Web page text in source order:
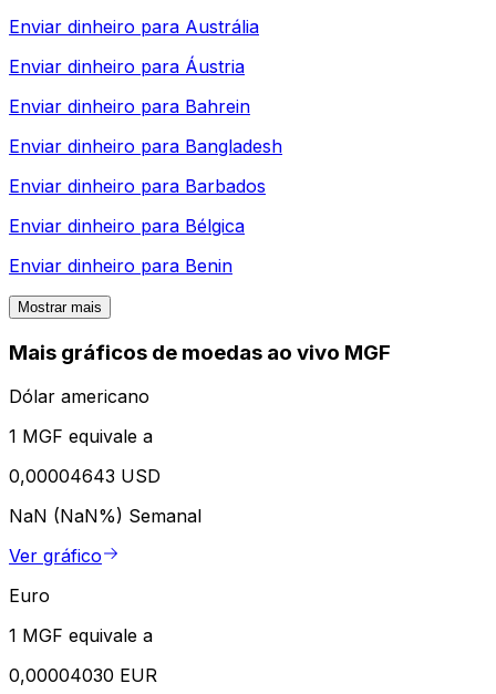
Enviar dinheiro para Austrália
Enviar dinheiro para Áustria
Enviar dinheiro para Bahrein
Enviar dinheiro para Bangladesh
Enviar dinheiro para Barbados
Enviar dinheiro para Bélgica
Enviar dinheiro para Benin
Mostrar mais
Mais gráficos de moedas ao vivo MGF
Dólar americano
1 MGF equivale a
0,00004643 USD
NaN (NaN%) Semanal
Ver gráfico
Euro
1 MGF equivale a
0,00004030 EUR